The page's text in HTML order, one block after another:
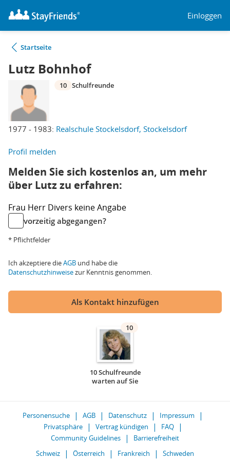
Einloggen
Startseite
Lutz Bohnhof
1977 - 1983: Realschule Stockelsdorf, Stockelsdorf
10 Schulfreunde
Profil melden
Melden Sie sich kostenlos an, um mehr
über Lutz zu erfahren:
Frau Herr Divers keine Angabe
vorzeitig abgegangen?
* Pflichtfelder
Ich akzeptiere dieAGB und habe die
Datenschutzhinweisezur Kenntnis genommen.
Als Kontakt hinzufügen
10
10 Schulfreunde
warten auf Sie
Personensuche AGB Datenschutz
Impressum
Privatsphäre
Vertrag kündigen
FAQ
Community Guidelines
Barrierefreiheit
Schweiz
Österreich Frankreich Schweden